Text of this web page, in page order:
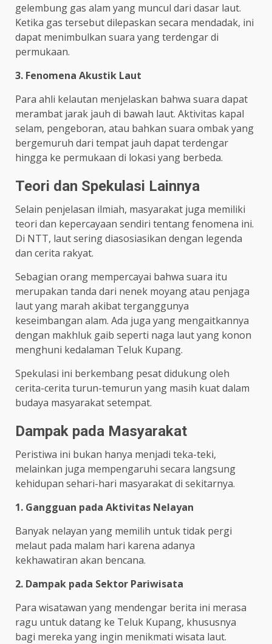
gelembung gas alam yang muncul dari dasar laut.
Ketika gas tersebut dilepaskan secara mendadak, ini
dapat menimbulkan suara yang terdengar di
permukaan.
3. Fenomena Akustik Laut
Para ahli kelautan menjelaskan bahwa suara dapat
merambat jarak jauh di bawah laut. Aktivitas kapal
selam, pengeboran, atau bahkan suara ombak yang
bergemuruh dari tempat jauh dapat terdengar
hingga ke permukaan di lokasi yang berbeda.
Teori dan Spekulasi Lainnya
Selain penjelasan ilmiah, masyarakat juga memiliki
teori dan kepercayaan sendiri tentang fenomena ini.
Di NTT, laut sering diasosiasikan dengan legenda
dan cerita rakyat.
Sebagian orang mempercayai bahwa suara itu
merupakan tanda dari nenek moyang atau penjaga
laut yang marah akibat terganggunya
keseimbangan alam. Ada juga yang mengaitkannya
dengan makhluk gaib seperti naga laut yang konon
menghuni kedalaman Teluk Kupang.
Spekulasi ini berkembang pesat didukung oleh
cerita-cerita turun-temurun yang masih kuat dalam
budaya masyarakat setempat.
Dampak pada Masyarakat
Peristiwa ini bukan hanya menjadi teka-teki,
melainkan juga mempengaruhi secara langsung
kehidupan sehari-hari masyarakat di sekitarnya.
1. Gangguan pada Aktivitas Nelayan
Banyak nelayan yang memilih untuk tidak pergi
melaut pada malam hari karena adanya
kekhawatiran akan bencana.
2. Dampak pada Sektor Pariwisata
Para wisatawan yang mendengar berita ini merasa
ragu untuk datang ke Teluk Kupang, khususnya
bagi mereka yang ingin menikmati wisata laut.